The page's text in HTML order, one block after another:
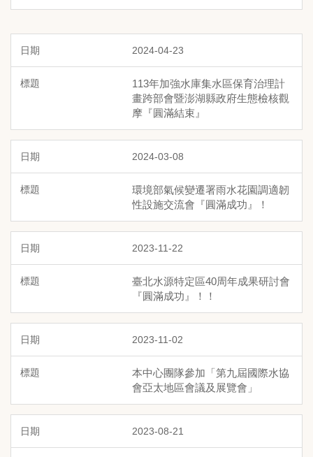
2024-04-23
113年加強水庫集水區保育治理計
畫跨部會暨澎湖縣政府生態檢核觀
摩『圓滿結束』
2024-03-08
環境部氣候變遷署雨水花園調適韌
性設施交流會『圓滿成功』！
2023-11-22
臺北水源特定區40周年成果研討會
『圓滿成功』！！
2023-11-02
本中心團隊參加「第九屆國際水協
會亞太地區會議及展覽會」
2023-08-21